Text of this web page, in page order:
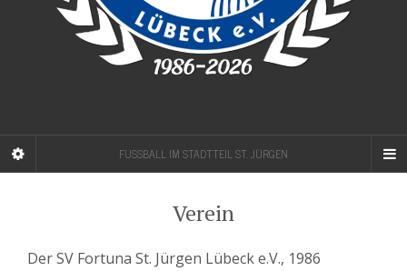
FUSSBALL IM STADTTEIL ST. JÜRGEN
Verein
Der SV Fortuna St. Jürgen Lübeck e.V., 1986